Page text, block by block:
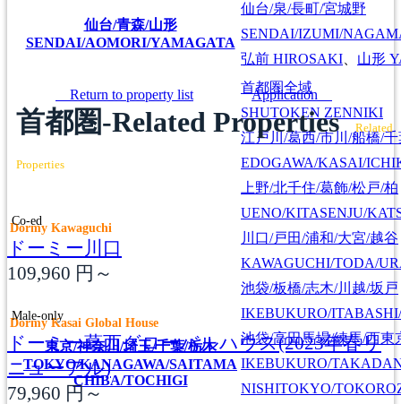
仙台/青森/山形
SENDAI/AOMORI/YAMAGATA
仙台/泉/長町/宮城野
SENDAI/IZUMI/
弘前 HIROSAKI 山形
東京/神奈川/埼玉/千葉/栃木
TOKYO/KANAGAWA/SAITAMA
CHIBA/TOCHIGI
首都圏全域
SHUTOKEN ZENNIKI
江戸川/葛西/市川/船橋/千
EDOGAWA/KASAI/
上野/北千住/葛飾/松戸/柏
UENO/KITASENJU/
川口/戸田/浦和/大宮/越谷
KAWAGUCHI/TODA/
池袋/板橋/志木/川越/坂戸
IKEBUKURO/
池袋/高田馬場/練馬/西東
IKEBUKURO/
NISHITOKYO/
Return to property list Application
首都圏-Related Properties Related
Properties
Co-ed
Dormy Kawaguchi
ドーミー川口
109,960 円～
Male-only
Dormy Kasai Global House
ドーミー葛西グローバルハウス(2023年春リ
ニューアル)
79,960 円～